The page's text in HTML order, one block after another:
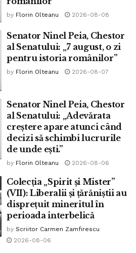
ta apărare neapărat mai
SAFE este un transfer de bogăție.
și dobânzile, în timp ce Franța
și tehnologia. Din producția
în România va rămâne
by Florin Olteanu 2026-08-08
Senator Ninel Peia, Chestor
al Senatului: „7 august, o zi
pentru istoria românilor”
by Florin Olteanu 2026-08-07
Senator Ninel Peia, Chestor
al Senatului: „Adevărata
creștere apare atunci când
decizi să schimbi lucrurile
de unde ești.”
by Florin Olteanu 2026-08-06
Colecția „Spirit și Mister”
(VII): Liberalii și țărăniștii au
disprețuit mineritul în
perioada interbelică
by Scriitor Carmen Zamfirescu
2026-08-06